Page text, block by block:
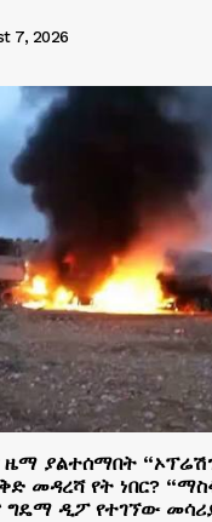
7, 2026
ያልተሰማበት “ኦፕሬሽን
መዳረሻ የት ነበር?
ግዴማ ዲፖ የተገኘው